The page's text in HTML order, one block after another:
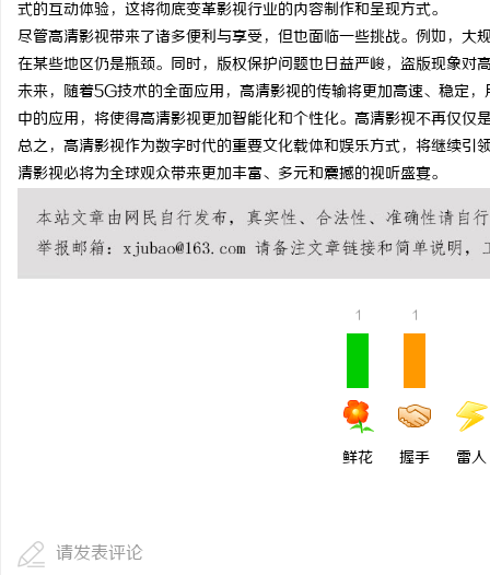
式的互动体验，这将彻底变革影视行业的内容制作和呈现方式。
尽管高清影视带来了诸多便利与享受，但也面临一些挑战。例如，
在某些地区仍是瓶颈。同时，版权保护问题也日益严峻，盗版现象对
未来，随着5G技术的全面应用，高清影视的传输将更加高速、稳定
中的应用，将使得高清影视更加智能化和个性化。高清影视不再仅
总之，高清影视作为数字时代的重要文化载体和娱乐方式，将继续
清影视必将为全球观众带来更加丰富、多元和震撼的视听盛宴。
1
鲜花
1
握手 雷人
请发表评论
武汉配眼镜 上海配眼镜